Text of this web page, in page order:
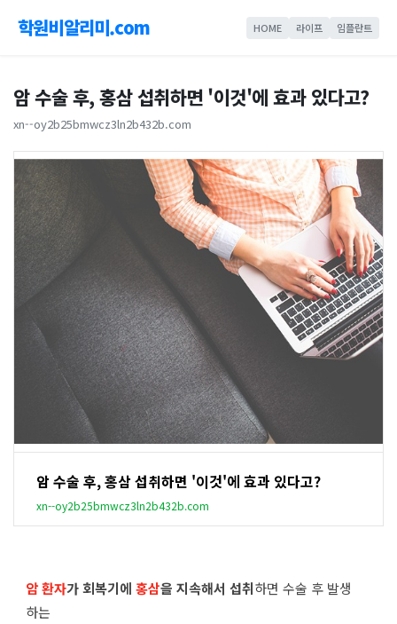
학원비알리미.com HOME 라이프 임플란트
암 수술 후, 홍삼 섭취하면 '이것'에 효과 있다고?
xn--oy2b25bmwcz3ln2b432b.com
암 수술 후, 홍삼 섭취하면 '이것'에 효과 있다고?
xn--oy2b25bmwcz3ln2b432b.com
암 환자가 회복기에 홍삼을 지속해서 섭취하면 수술 후 발생
하는